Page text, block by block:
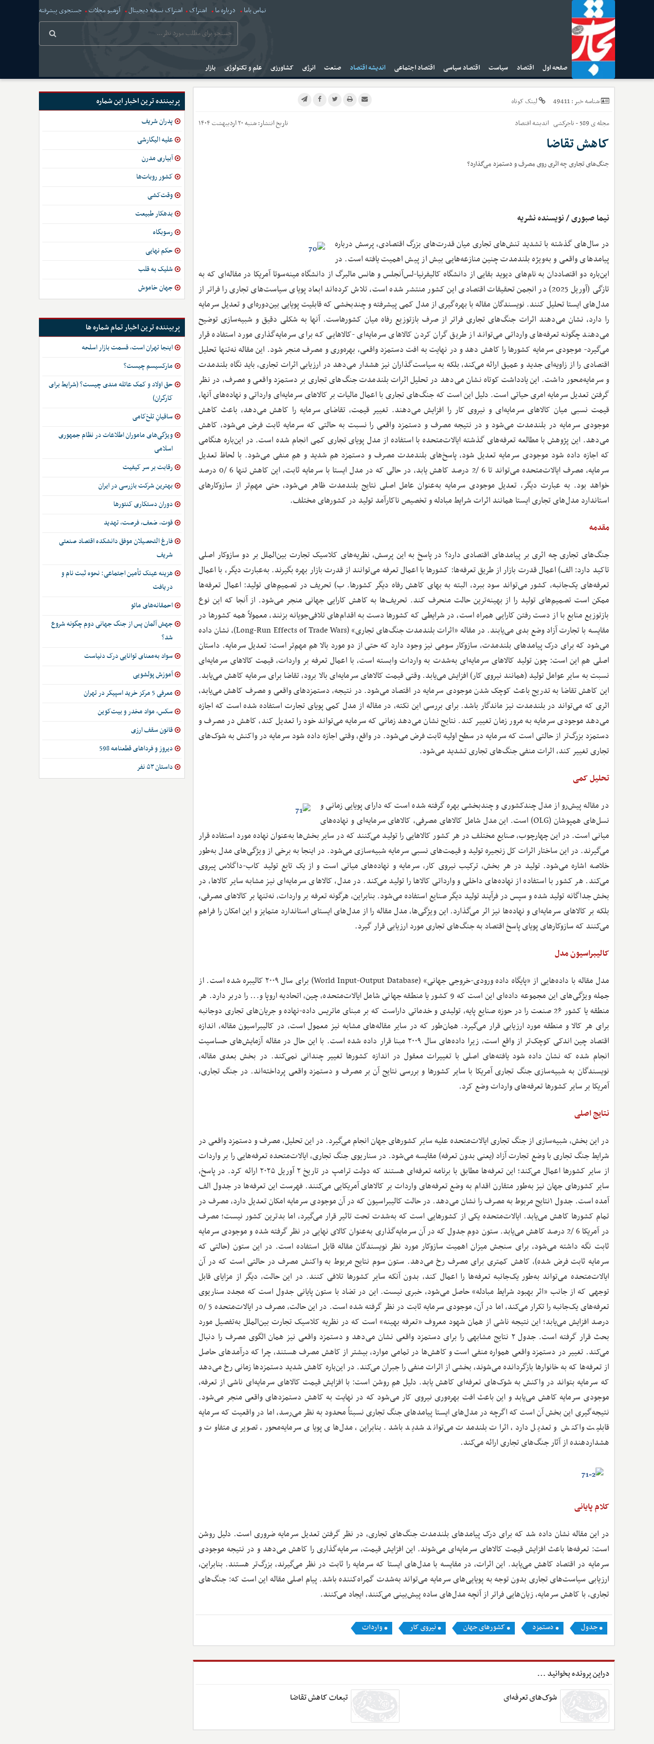
تماس باما درباره ما اشتراک اشتراک نسخه دیجیتال آرشیو مجلات جستجوی پیشرفته
صفحه اول اقتصاد سیاست اقتصاد سیاسی اقتصاد اجتماعی اندیشه اقتصاد صنعت انرژی کشاورزی علم و تکنولوژی بازار
شناسه خبر :49411
لینک کوتاه
مجله ی 589 - تاجرکشی
اندیشه اقتصاد تاریخ انتشار:شنبه ۲۰ اردیبهشت ۱۴۰۴
کاهش تقاضا
جنگ‌های تجاری چه اثری روی مصرف و دستمزد می‌گذارد؟
نیما صبوری / نویسنده نشریه
در سال‌های گذشته با تشدید تنش‌های تجاری میان قدرت‌های بزرگ اقتصادی، پرسش درباره
پیامدهای واقعی و به‌ویژه بلندمدت چنین منازعه‌هایی بیش از پیش اهمیت یافته است. در
این‌باره دو اقتصاددان به نام‌های دیوید بقایی از دانشگاه کالیفرنیا-لس‌آنجلس و هانس مالبرگ از دانشگاه مینه‌سوتا آمریکا در مقاله‌ای که به
تازگی (آوریل 2025) در انجمن تحقیقات اقتصادی این کشور منتشر شده است، تلاش کرده‌اند ابعاد پویای سیاست‌های تجاری را فراتر از
مدل‌های ایستا تحلیل کنند. نویسندگان مقاله با بهره‌گیری از مدل کمی پیشرفته و چندبخشی که قابلیت پویایی بین‌دوره‌ای و تعدیل سرمایه
را دارد، نشان می‌دهند اثرات جنگ‌های تجاری فراتر از صرف بازتوزیع رفاه میان کشورهاست. آنها به شکلی دقیق و شبیه‌سازی توضیح
می‌دهند چگونه تعرفه‌های وارداتی می‌تواند از طریق گران کردن کالاهای سرمایه‌ای -کالاهایی که برای سرمایه‌گذاری مورد استفاده قرار
می‌گیرد- موجودی سرمایه کشورها را کاهش دهد و در نهایت به افت دستمزد واقعی، بهره‌وری و مصرف منجر شود. این مقاله نه‌تنها تحلیل
اقتصادی را از زاویه‌ای جدید و عمیق ارائه می‌کند، بلکه به سیاست‌گذاران نیز هشدار می‌دهد در ارزیابی اثرات تجاری، باید نگاه بلندمدت
و سرمایه‌محور داشت. این یادداشت کوتاه نشان می‌دهد در تحلیل اثرات بلندمدت جنگ‌های تجاری بر دستمزد واقعی و مصرف، در نظر
گرفتن تعدیل سرمایه امری حیاتی است. دلیل این است که جنگ‌های تجاری با اعمال مالیات بر کالاهای سرمایه‌ای وارداتی و نهاده‌های آنها،
قیمت نسبی میان کالاهای سرمایه‌ای و نیروی کار را افزایش می‌دهند. تغییر قیمت، تقاضای سرمایه را کاهش می‌دهد، باعث کاهش
موجودی سرمایه در بلندمدت می‌شود و در نتیجه مصرف و دستمزد واقعی را نسبت به حالتی که سرمایه ثابت فرض می‌شود، کاهش
می‌دهد. این پژوهش با مطالعه تعرفه‌های گذشته ایالات‌متحده با استفاده از مدل پویای تجاری کمی انجام شده است. در این‌باره هنگامی
که اجازه داده شود موجودی سرمایه تعدیل شود، پاسخ‌های بلندمدت مصرف و دستمزد هم شدید و هم منفی می‌شود. با لحاظ تعدیل
سرمایه، مصرف ایالات‌متحده می‌تواند تا 6 /2 درصد کاهش یابد، در حالی که در مدل ایستا با سرمایه ثابت، این کاهش تنها 6 /0 درصد
خواهد بود. به عبارت دیگر، تعدیل موجودی سرمایه به‌عنوان عامل اصلی نتایج بلندمدت ظاهر می‌شود، حتی مهم‌تر از سازوکارهای
استاندارد مدل‌های تجاری ایستا همانند اثرات شرایط مبادله و تخصیص ناکارآمد تولید در کشورهای مختلف.
مقدمه
جنگ‌های تجاری چه اثری بر پیامدهای اقتصادی دارد؟ در پاسخ به این پرسش، نظریه‌های کلاسیک تجارت بین‌الملل بر دو سازوکار اصلی
تاکید دارد: الف) اعمال قدرت بازار از طریق تعرفه‌ها: کشورها با اعمال تعرفه می‌توانند از قدرت بازار بهره بگیرند. به‌عبارت دیگر، با اعمال
تعرفه‌های یک‌جانبه، کشور می‌تواند سود ببرد، البته به بهای کاهش رفاه دیگر کشورها. ب) تحریف در تصمیم‌های تولید: اعمال تعرفه‌ها
ممکن است تصمیم‌های تولید را از بهینه‌ترین حالت منحرف کند. تحریف‌ها به کاهش کارایی جهانی منجر می‌شود. از آنجا که این نوع
بازتوزیع منابع با از دست رفتن کارایی همراه است، در شرایطی که کشورها دست به اقدام‌های تلافی‌جویانه بزنند، معمولاً همه کشورها در
مقایسه با تجارت آزاد وضع بدی می‌یابند. در مقاله «اثرات بلندمدت جنگ‌های تجاری» (Long-Run Effects of Trade Wars)، نشان داده
می‌شود که برای درک پیامدهای بلندمدت، سازوکار سومی نیز وجود دارد که حتی از دو مورد بالا هم مهم‌تر است: تعدیل سرمایه. داستان
اصلی هم این است: چون تولید کالاهای سرمایه‌ای به‌شدت به واردات وابسته است، با اعمال تعرفه بر واردات، قیمت کالاهای سرمایه‌ای
نسبت به سایر عوامل تولید (همانند نیروی کار) افزایش می‌یابد. وقتی قیمت کالاهای سرمایه‌ای بالا برود، تقاضا برای سرمایه کاهش می‌یابد.
این کاهش تقاضا به تدریج باعث کوچک شدن موجودی سرمایه در اقتصاد می‌شود. در نتیجه، دستمزدهای واقعی و مصرف کاهش می‌یابد،
اثری که می‌تواند در بلندمدت نیز ماندگار باشد. برای بررسی این نکته، در مقاله از مدل کمی پویای تجارت استفاده شده است که اجازه
می‌دهد موجودی سرمایه به مرور زمان تغییر کند. نتایج نشان می‌دهد زمانی که سرمایه می‌تواند خود را تعدیل کند، کاهش در مصرف و
دستمزد بزرگ‌تر از حالتی است که سرمایه در سطح اولیه ثابت فرض می‌شود. در واقع، وقتی اجازه داده شود سرمایه در واکنش به شوک‌های
تجاری تغییر کند، اثرات منفی جنگ‌های تجاری تشدید می‌شود.
تحلیل کمی
در مقاله پیش‌رو از مدل چندکشوری و چندبخشی بهره گرفته شده است که دارای پویایی زمانی و
نسل‌های همپوشان (OLG) است. این مدل شامل کالاهای مصرفی، کالاهای سرمایه‌ای و نهاده‌های
میانی است. در این چهارچوب، صنایع مختلف در هر کشور کالاهایی را تولید می‌کنند که در سایر بخش‌ها به‌عنوان نهاده مورد استفاده قرار
می‌گیرند. در این ساختار اثرات کل زنجیره تولید و قیمت‌های نسبی سرمایه شبیه‌سازی می‌شود. در اینجا به برخی از ویژگی‌های مدل به‌طور
خلاصه اشاره می‌شود. تولید در هر بخش، ترکیب نیروی کار، سرمایه و نهاده‌های میانی است و از یک تابع تولید کاب-داگلاس پیروی
می‌کند. هر کشور با استفاده از نهاده‌های داخلی و وارداتی کالاها را تولید می‌کند. در مدل، کالاهای سرمایه‌ای نیز مشابه سایر کالاها، در
بخش جداگانه تولید شده و سپس در فرآیند تولید دیگر صنایع استفاده می‌شود. بنابراین، هرگونه تعرفه بر واردات، نه‌تنها بر کالاهای مصرفی،
بلکه بر کالاهای سرمایه‌ای و نهاده‌ها نیز اثر می‌گذارد. این ویژگی‌ها، مدل مقاله را از مدل‌های ایستای استاندارد متمایز و این امکان را فراهم
می‌کنند که سازوکارهای پویای پاسخ اقتصاد به جنگ‌های تجاری مورد ارزیابی قرار گیرد.
کالیبراسیون مدل
مدل مقاله با داده‌هایی از «پایگاه داده ورودی-خروجی جهانی» (World Input-Output Database) برای سال ۲۰۰۹ کالیبره شده است. از
جمله ویژگی‌های این مجموعه داده‌ای این است که 9 کشور یا منطقه جهانی شامل ایالات‌متحده، چین، اتحادیه اروپا و... را دربر دارد. هر
منطقه یا کشور 2۶ صنعت را در حوزه صنایع پایه، تولیدی و خدماتی داراست که بر مبنای ماتریس داده-نهاده و جریان‌های تجاری دوجانبه
برای هر کالا و منطقه مورد ارزیابی قرار می‌گیرد. همان‌طور که در سایر مقاله‌های مشابه نیز معمول است، در کالیبراسیون مقاله، اندازه
اقتصاد چین اندکی کوچک‌تر از واقع است، زیرا داده‌های سال ۲۰۰۹ مبنا قرار داده شده است. با این حال در مقاله آزمایش‌های حساسیت
انجام شده که نشان داده شود یافته‌های اصلی با تغییرات معقول در اندازه کشورها تغییر چندانی نمی‌کند. در بخش بعدی مقاله،
نویسندگان به شبیه‌سازی جنگ تجاری آمریکا با سایر کشورها و بررسی نتایج آن بر مصرف و دستمزد واقعی پرداخته‌اند. در جنگ تجاری،
آمریکا بر سایر کشورها تعرفه‌های واردات وضع کرد.
نتایج اصلی
در این بخش، شبیه‌سازی از جنگ تجاری ایالات‌متحده علیه سایر کشورهای جهان انجام می‌گیرد. در این تحلیل، مصرف و دستمزد واقعی در
شرایط جنگ تجاری با وضع تجارت آزاد (یعنی بدون تعرفه) مقایسه می‌شود. در سناریوی جنگ تجاری، ایالات‌متحده تعرفه‌هایی را بر واردات
از سایر کشورها اعمال می‌کند؛ این تعرفه‌ها مطابق با برنامه تعرفه‌ای هستند که دولت ترامپ در تاریخ ۲ آوریل ۲۰۲۵ ارائه کرد. در پاسخ،
سایر کشورهای جهان نیز به‌طور متقارن اقدام به وضع تعرفه‌های واردات بر کالاهای آمریکایی می‌کنند. فهرست این تعرفه‌ها در جدول الف
آمده است. جدول ۱نتایج مربوط به مصرف را نشان می‌دهد. در حالت کالیبراسیون که در آن موجودی سرمایه امکان تعدیل دارد، مصرف در
تمام کشورها کاهش می‌یابد. ایالات‌متحده یکی از کشورهایی است که به‌شدت تحت تاثیر قرار می‌گیرد، اما بدترین کشور نیست؛ مصرف
در آمریکا 6 /2 درصد کاهش می‌یابد. ستون دوم جدول که در آن سرمایه‌گذاری به‌عنوان کالای نهایی در نظر گرفته شده و موجودی سرمایه
ثابت نگه داشته می‌شود، برای سنجش میزان اهمیت سازوکار مورد نظر نویسندگان مقاله قابل استفاده است. در این ستون (حالتی که
سرمایه ثابت فرض شده)، کاهش کمتری برای مصرف رخ می‌دهد. ستون سوم نتایج مربوط به واکنش مصرف در حالتی است که در آن
ایالات‌متحده می‌تواند به‌طور یک‌جانبه تعرفه‌ها را اعمال کند، بدون آنکه سایر کشورها تلافی کنند. در این حالت، دیگر از مزایای قابل
توجهی که از جانب «اثر بهبود شرایط مبادله» حاصل می‌شود، خبری نیست. این در تضاد با ستون پایانی جدول است که مجدد سناریوی
تعرفه‌های یک‌جانبه را تکرار می‌کند، اما در آن، موجودی سرمایه ثابت در نظر گرفته شده است. در این حالت، مصرف در ایالات‌متحده 5 /0
درصد افزایش می‌یابد؛ این نتیجه ناشی از همان شهود معروف «تعرفه بهینه» است که در نظریه کلاسیک تجارت بین‌الملل به‌تفصیل مورد
بحث قرار گرفته است. جدول ۲ نتایج مشابهی را برای دستمزد واقعی نشان می‌دهد و دستمزد واقعی نیز همان الگوی مصرف را دنبال
می‌کند. تغییر در دستمزد واقعی همواره منفی است و کاهش‌ها در تمامی موارد، بیشتر از کاهش مصرف هستند، چرا که درآمدهای حاصل
از تعرفه‌ها که به خانوارها بازگردانده می‌شوند، بخشی از اثرات منفی را جبران می‌کند. در این‌باره کاهش شدید دستمزدها زمانی رخ می‌دهد
که سرمایه بتواند در واکنش به شوک‌های تعرفه‌ای کاهش یابد. دلیل هم روشن است: با افزایش قیمت کالاهای سرمایه‌ای ناشی از تعرفه،
موجودی سرمایه کاهش می‌یابد و این باعث افت بهره‌وری نیروی کار می‌شود که در نهایت به کاهش دستمزدهای واقعی منجر می‌شود.
نتیجه‌گیری این بخش آن است که اگرچه در مدل‌های ایستا پیامدهای جنگ تجاری نسبتاً محدود به نظر می‌رسد، اما در واقعیت که سرمایه
قابلیت واکنش و تعدیل دارد، اثرات بلندمدت می‌تواند شدید باشد. بنابراین، مدل‌های پویای سرمایه‌محور، تصویری متفاوت و
هشداردهنده از آثار جنگ‌های تجاری ارائه می‌کند.
کلام پایانی
در این مقاله نشان داده شد که برای درک پیامدهای بلندمدت جنگ‌های تجاری، در نظر گرفتن تعدیل سرمایه ضروری است. دلیل روشن
است: تعرفه‌ها باعث افزایش قیمت کالاهای سرمایه‌ای می‌شوند. این افزایش قیمت، سرمایه‌گذاری را کاهش می‌دهد و در نتیجه موجودی
سرمایه در اقتصاد کاهش می‌یابد. این اثرات، در مقایسه با مدل‌های ایستا که سرمایه را ثابت در نظر می‌گیرند، بزرگ‌تر هستند. بنابراین،
ارزیابی سیاست‌های تجاری بدون توجه به پویایی‌های سرمایه می‌تواند به‌شدت گمراه‌کننده باشد. پیام اصلی مقاله این است که: جنگ‌های
تجاری، با کاهش سرمایه، زیان‌هایی فراتر از آنچه مدل‌های ساده پیش‌بینی می‌کنند، ایجاد می‌کنند.
جدول دستمزد کشورهای جهان نیروی کار واردات
دراین پرونده بخوانید ...
شوک‌های تعرفه‌ای
تبعات کاهش تقاضا
پربیننده ترین اخبار این شماره
پدران شریف
علیه الیگارشی
آبیاری مدرن
کشور روبات‌ها
وقت‌کشی
بدهکار طبیعت
رسوبگاه
حکم نهایی
شلیک به قلب
جهان خاموش
پربیننده ترین اخبار تمام شماره ها
اینجا تهران است، قسمت بازار اسلحه
مارکسیسم چیست؟
حق اولاد و کمک عائله مندی چیست؟ (شرایط برای
کارگران)
ساقیانِ تلخ‌کامی
ویژگی‌های ماموران اطلاعات در نظام جمهوری
اسلامی
رقابت بر سر کیفیت
بهترین شرکت بازرسی در ایران
دوران دستکاری کنتورها
قوت، ضعف، فرصت، تهدید
فارغ التحصیلان موفق دانشکده اقتصاد صنعتی
شریف
هزینه عینک تأمین اجتماعی: نحوه ثبت نام و
دریافت
احمقانه‌های مائو
جهش آلمان پس از جنگ جهانی دوم چگونه شروع
شد؟
سواد به‌معنای توانایی درک دنیاست
آموزش پولشویی
معرفی 5 مرکز خرید اسپیکر در تهران
سکس، مواد مخدر و بیت‌کوین
قانون سقف ارزی
دیروز و فرداهای قطعنامه 598
داستان ۵۳ نفر